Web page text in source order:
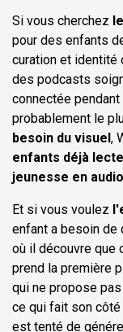
Si vous cherchez
pour des enfants
curation et identité
des podcasts
connectée
probablement le
besoin du visuel ,
enfants déjà
jeunesse en audio
Et si vous voulez
enfant a besoin de
où il découvre que
prend la première
qui ne propose
ce qui fait son côté
est tenté de